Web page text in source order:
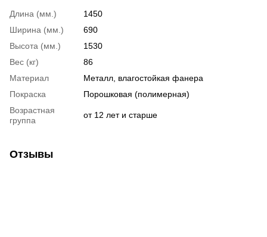
Длина (мм.)
1450
Ширина (мм.)
690
Высота (мм.)
1530
Вес (кг)
86
Материал
Металл, влагостойкая фанера
Покраска
Порошковая (полимерная)
Возрастная
группа
от 12 лет и старше
Отзывы